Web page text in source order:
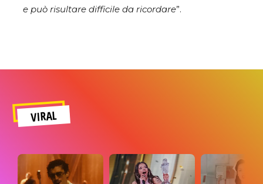
e può risultare difficile da ricordare”.
VIRAL